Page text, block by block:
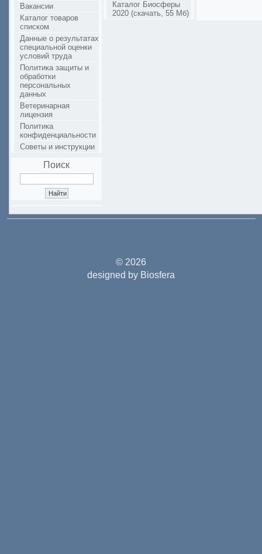
Вакансии
Каталог товаров
списком
Данные о результатах
специальной оценки
условий труда
Политика защиты и
обработки
персональных
данных
Ветеринарная
лицензия
Политика
конфиденциальности
Советы и инструкции
Поиск
Каталог Биосферы
2020 (скачать, 55 Мб)
© 2026
designed by Biosfera